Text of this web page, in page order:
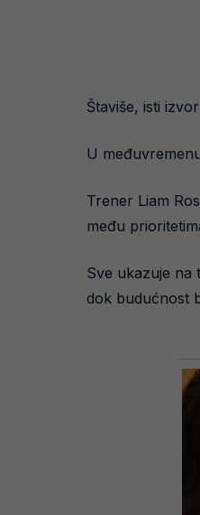
Štaviše, isti
U
Trener Liam
među
Sve ukazuje na
dok budućnost